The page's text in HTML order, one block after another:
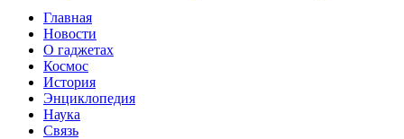
Главная
Новости
О гаджетах
Космос
История
Энциклопедия
Наука
Связь